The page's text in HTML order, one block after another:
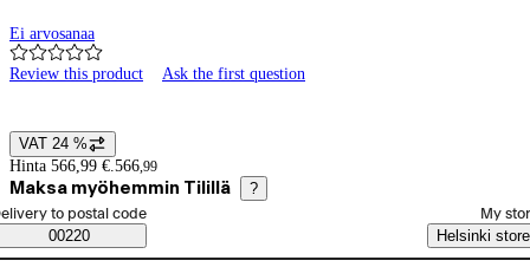
Ei arvosanaa
Review this product Ask the first question
Price details
VAT 24 %
Hinta 566,99 €. 566,99
Maksa myöhemmin Tilillä ?
Saatavuustiedot
order method
to postal code
00220
My
Helsinki store